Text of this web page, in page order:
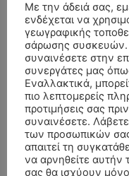
ΣΥΛΛΥΠΗΤΗΡΙΑ
Αλέξανδρος Σέρβοςεπί
ΧΑΡΑΛΑΜΠΟΣ ΚΑΥΚΙΑΣ
Με την άδειά σας,
ενδέχεται να
γεωγραφικής
σάρωσης συσκευών.
συναινέσετε στην
συνεργάτες μας
Εναλλακτικά,
πιο λεπτομερείς
προτιμήσεις σας
συναινέσετε.
των προσωπικών
απαιτεί τη
να αρνηθείτε αυτήν
σας θα ισχύουν